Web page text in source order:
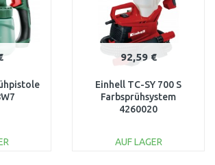
92,59 €
Einhell TC-SY 700 S
Farbsprühsystem
4260020
AUF LAGER